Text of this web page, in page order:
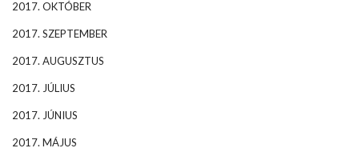
2017. OKTÓBER
2017. SZEPTEMBER
2017. AUGUSZTUS
2017. JÚLIUS
2017. JÚNIUS
2017. MÁJUS